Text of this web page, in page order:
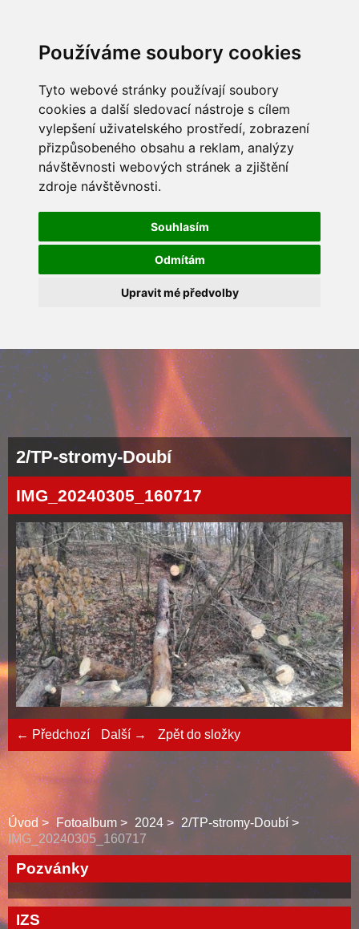
Používáme soubory cookies
Tyto webové stránky používají soubory
cookies a další sledovací nástroje s cílem
vylepšení uživatelského prostředí, zobrazení
přizpůsobeného obsahu a reklam, analýzy
návštěvnosti webových stránek a zjištění
zdroje návštěvnosti.
Souhlasím
Odmítám
Upravit mé předvolby
2/TP-stromy-Doubí
IMG_20240305_160717
← Předchozí Další → Zpět do složky
Úvod Fotoalbum 2024
2/TP-stromy-Doubí
IMG_20240305_160717
Pozvánky
IZS